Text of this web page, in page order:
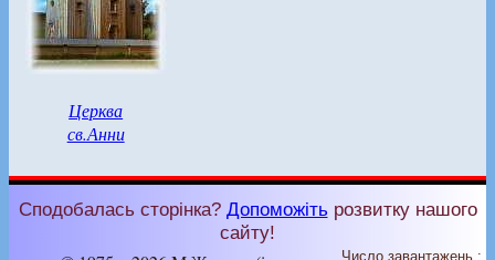
Церква
св.Анни
Сподобалась сторінка? Допоможіть розвитку нашого
сайту!
Число завантажень :